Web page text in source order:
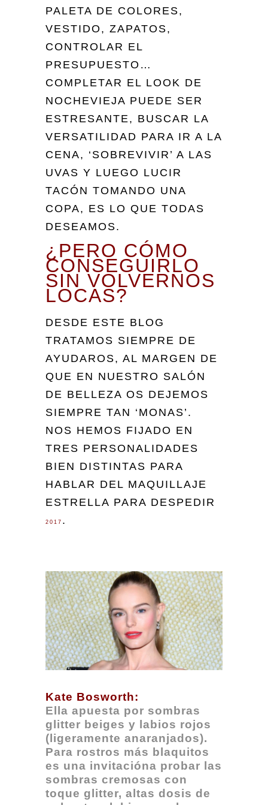
PALETA DE COLORES,
VESTIDO, ZAPATOS,
CONTROLAR EL
PRESUPUESTO…
COMPLETAR EL LOOK DE
NOCHEVIEJA PUEDE SER
ESTRESANTE, BUSCAR LA
VERSATILIDAD PARA IR A LA
CENA, ‘SOBREVIVIR’ A LAS
UVAS Y LUEGO LUCIR
TACÓN TOMANDO UNA
COPA, ES LO QUE TODAS
DESEAMOS.
¿PERO CÓMO
CONSEGUIRLO
SIN VOLVERNOS
LOCAS?
DESDE ESTE BLOG
TRATAMOS SIEMPRE DE
AYUDAROS, AL MARGEN DE
QUE EN NUESTRO SALÓN
DE BELLEZA OS DEJEMOS
SIEMPRE TAN ‘MONAS’.
NOS HEMOS FIJADO EN
TRES PERSONALIDADES
BIEN DISTINTAS PARA
HABLAR DEL MAQUILLAJE
ESTRELLA PARA DESPEDIR
2017 .
Kate Bosworth:
Ella apuesta por sombras
glitter beiges y labios rojos
(ligeramente anaranjados).
Para rostros más blaquitos
es una invitacióna probar las
sombras cremosas con
toque glitter, altas dosis de